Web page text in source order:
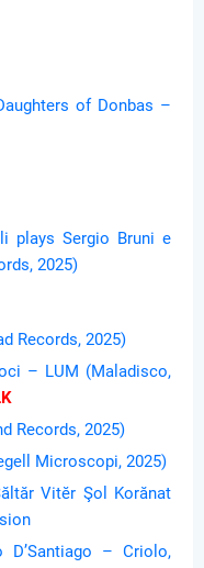
of Donbas –
plays Sergio Bruni e
2025)
Records, 2025)
– LUM (Maladisco,
Records, 2025)
Microscopi, 2025)
Vitĕr Şol Korănat
– Criolo,